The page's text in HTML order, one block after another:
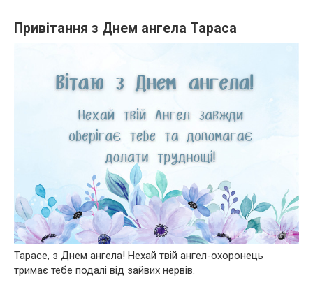
​Привітання з Днем ангела Тараса
Тарасе, з Днем ангела! Нехай твій ангел-охоронець
тримає тебе подалі від зайвих нервів.